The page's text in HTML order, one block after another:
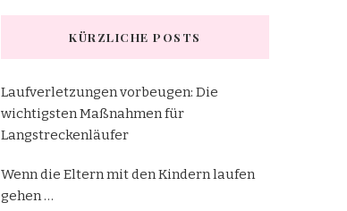
KÜRZLICHE POSTS
Laufverletzungen vorbeugen: Die
wichtigsten Maßnahmen für
Langstreckenläufer
Wenn die Eltern mit den Kindern laufen
gehen …